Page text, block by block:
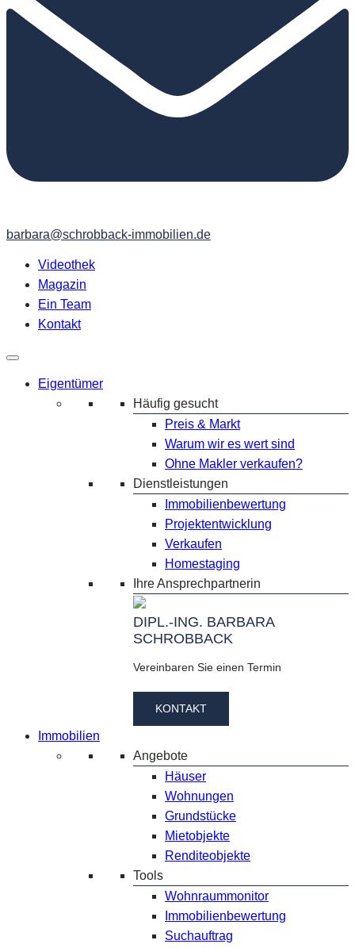
barbara@schrobback-immobilien.de
Videothek
Magazin
Ein Team
Kontakt
Eigentümer
Häufig gesucht
Preis & Markt
Warum wir es wert sind
Ohne Makler verkaufen?
Dienstleistungen
Immobilienbewertung
Projektentwicklung
Verkaufen
Homestaging
Ihre Ansprechpartnerin
DIPL.-ING. BARBARA
SCHROBBACK
Vereinbaren Sie einen Termin
KONTAKT
Immobilien
Angebote
Häuser
Wohnungen
Grundstücke
Mietobjekte
Renditeobjekte
Tools
Wohnraummonitor
Immobilienbewertung
Suchauftrag